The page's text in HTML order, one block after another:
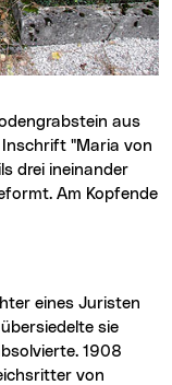
"Maria von
drei ineinander
Am Kopfende
sie
1908
von